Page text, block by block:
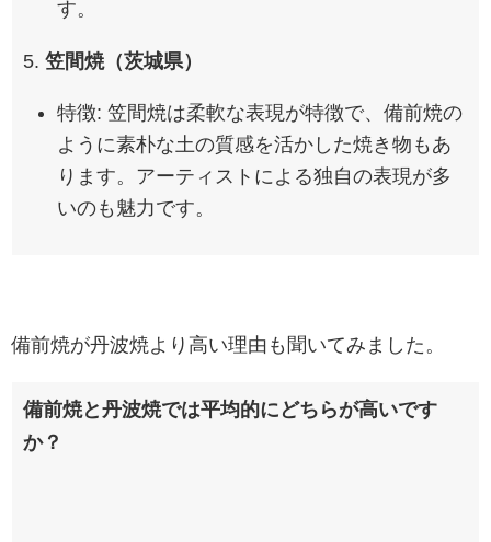
す。
5. 笠間焼（茨城県）
特徴: 笠間焼は柔軟な表現が特徴で、備前焼の
ように素朴な土の質感を活かした焼き物もあ
ります。アーティストによる独自の表現が多
いのも魅力です。
備前焼が丹波焼より高い理由も聞いてみました。
備前焼と丹波焼では平均的にどちらが高いです
か？